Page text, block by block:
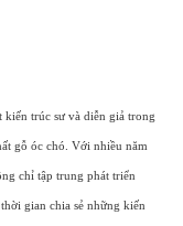
trúc sư và diễn giả trong
gỗ óc chó. Với nhiều năm
chỉ tập trung phát triển
gian chia sẻ những kiến